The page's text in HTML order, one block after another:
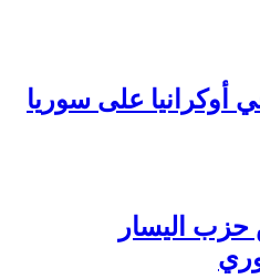
أوكرانيا على سوريا
اليسار